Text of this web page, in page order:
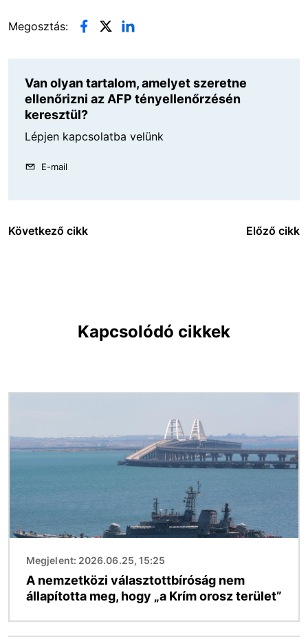
Megosztás:
Van olyan tartalom, amelyet szeretne
ellenőrizni az AFP tényellenőrzésén
keresztül?
Lépjen kapcsolatba velünk
E-mail
Következő cikk Előző cikk
Kapcsolódó cikkek
Megjelent: 2026.06.25, 15:25
A nemzetközi választottbíróság nem
állapította meg, hogy „a Krím orosz terület”